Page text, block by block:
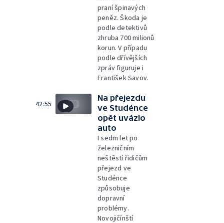
praní špinavých
peněz. Škoda je
podle detektivů
zhruba 700 milionů
korun. V případu
podle dřívějších
zpráv figuruje i
František Savov.
42:55
Na přejezdu
ve Studénce
opět uvázlo
auto
I sedm let po
železničním
neštěstí řidičům
přejezd ve
Studénce
způsobuje
dopravní
problémy.
Novojičínští